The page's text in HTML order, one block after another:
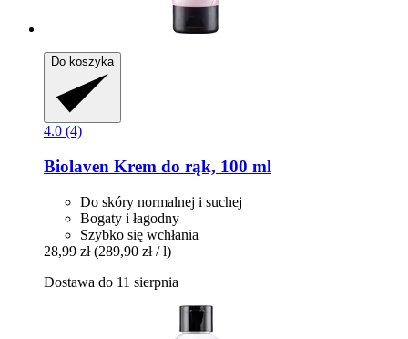
Do koszyka
4.0 (4)
Biolaven Krem do rąk, 100 ml
Do skóry normalnej i suchej
Bogaty i łagodny
Szybko się wchłania
28,99 zł (289,90 zł / l)
Dostawa do 11 sierpnia